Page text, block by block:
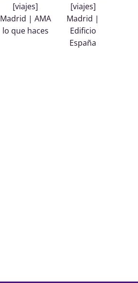
[viajes]
Madrid | AMA
lo que haces
[viajes]
Madrid |
Edificio
España